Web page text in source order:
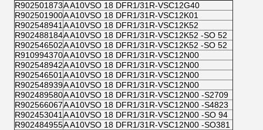
R902501873A A10VSO 18 DFR1/31R-VSC12G40
R902501900A A10VSO 18 DFR1/31R-VSC12K01
R902548941 A A10VSO 18 DFR1/31R-VSC12K52
R902488184A A10VSO 18 DFR1/31R-VSC12K52 -SO 52
R902546502A A10VSO 18 DFR1/31R-VSC12K52 -SO 52
R910994370A A10VSO 18 DFR1/31R-VSC12N00
R902548942A A10VSO 18 DFR1/31R-VSC12N00
R902546501 A A10VSO 18 DFR1/31R-VSC12N00
R902548939A A10VSO 18 DFR1/31R-VSC12N00
R902489580A A10VSO 18 DFR1/31R-VSC12N00 -S2709
R902566067A A10VSO 18 DFR1/31R-VSC12N00 -S4823
R902453041 A A10VSO 18 DFR1/31R-VSC12N00 -SO 94
R902484955A A10VSO 18 DFR1/31R-VSC12N00 -SO381